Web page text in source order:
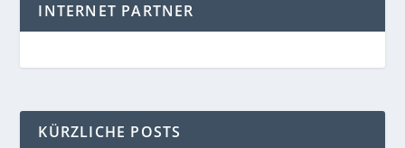
INTERNET PARTNER
KÜRZLICHE POSTS